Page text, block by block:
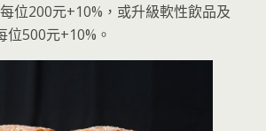
位200元+10%，或升級軟性飲品及
500元+10%。